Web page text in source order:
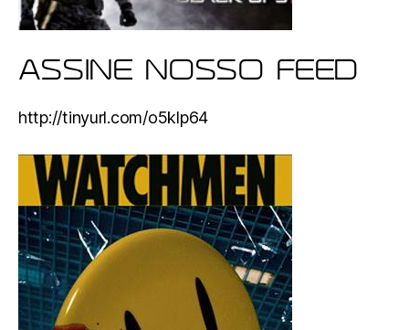
ASSINE NOSSO FEED
http://tinyurl.com/o5klp64